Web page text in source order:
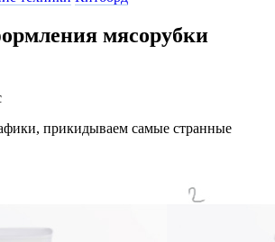
мясорубки
прикидываем самые странные